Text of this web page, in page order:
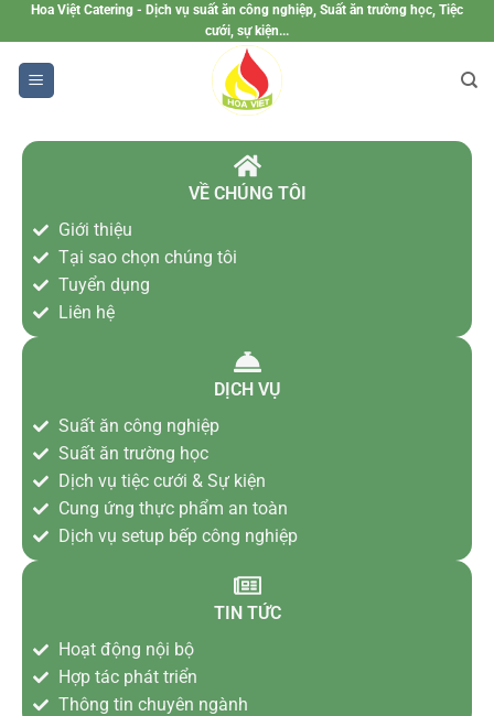
Hoa Việt Catering - Dịch vụ suất ăn công nghiệp, Suất ăn trường học, Tiệc
cưới, sự kiện...
VỀ CHÚNG TÔI
Giới thiệu
Tại sao chọn chúng tôi
Tuyển dụng
Liên hệ
DỊCH VỤ
Suất ăn công nghiệp
Suất ăn trường học
Dịch vụ tiệc cưới & Sự kiện
Cung ứng thực phẩm an toàn
Dịch vụ setup bếp công nghiệp
TIN TỨC
Hoạt động nội bộ
Hợp tác phát triển
Thông tin chuyên ngành